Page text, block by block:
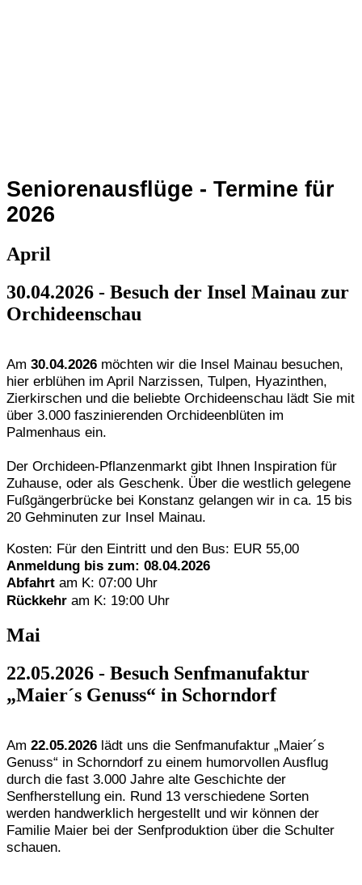
Seniorenausflüge - Termine für
2026
April
30.04.2026 - Besuch der Insel Mainau zur
Orchideenschau
Am 30.04.2026 möchten wir die Insel Mainau besuchen,
hier erblühen im April Narzissen, Tulpen, Hyazinthen,
Zierkirschen und die beliebte Orchideenschau lädt Sie mit
über 3.000 faszinierenden Orchideenblüten im
Palmenhaus ein.
Der Orchideen-Pflanzenmarkt gibt Ihnen Inspiration für
Zuhause, oder als Geschenk. Über die westlich gelegene
Fußgängerbrücke bei Konstanz gelangen wir in ca. 15 bis
20 Gehminuten zur Insel Mainau.
Kosten: Für den Eintritt und den Bus: EUR 55,00
Anmeldung bis zum: 08.04.2026
Abfahrt am K: 07:00 Uhr
Rückkehr am K: 19:00 Uhr
Mai
22.05.2026 - Besuch Senfmanufaktur
„Maier´s Genuss“ in Schorndorf
Am 22.05.2026 lädt uns die Senfmanufaktur „Maier´s
Genuss“ in Schorndorf zu einem humorvollen Ausflug
durch die fast 3.000 Jahre alte Geschichte der
Senfherstellung ein. Rund 13 verschiedene Sorten
werden handwerklich hergestellt und wir können der
Familie Maier bei der Senfproduktion über die Schulter
schauen.